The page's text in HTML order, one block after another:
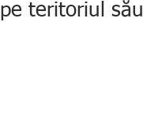
pe teritoriul său